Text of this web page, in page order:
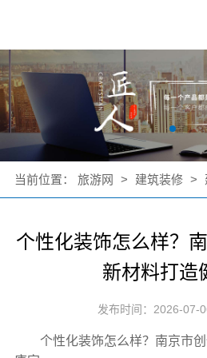
当前位置： 旅游网 > 建筑装修 >
个性化装饰怎么样？
新材料打造
发布时间：2026-07-
个性化装饰怎么样？南京市